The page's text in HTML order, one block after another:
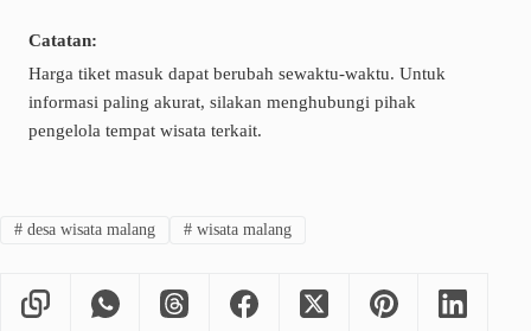
Catatan:
Harga tiket masuk dapat berubah sewaktu-waktu. Untuk
informasi paling akurat, silakan menghubungi pihak
pengelola tempat wisata terkait.
#desa wisata malang #wisata malang